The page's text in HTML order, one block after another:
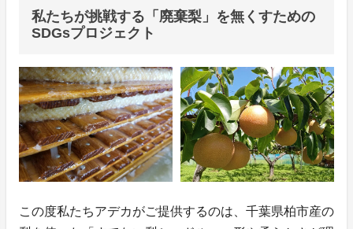
私たちが挑戦する「廃棄梨」を無くすための
SDGsプロジェクト
この度私たちアデカがご提供するのは、千葉県柏市産の